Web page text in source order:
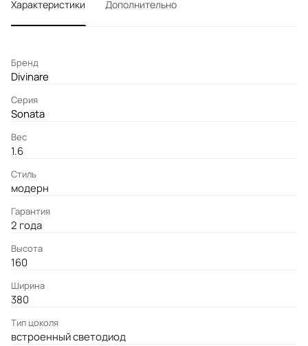
Характеристики Дополнительно
Бренд
Divinare
Серия
Sonata
Вес
1.6
Стиль
модерн
Гарантия
2 года
Высота
160
Ширина
380
Тип цоколя
встроенный светодиод